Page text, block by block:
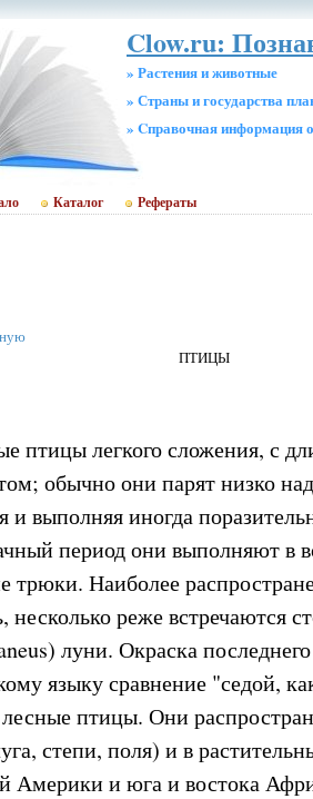
Clow.ru:
» Растения и животные
» Страны и государства
» Cправочная информация
Каталог Рефераты
ПТИЦЫ
птицы легкого сложения, с
обычно они парят низко
и выполняя иногда
период они выполняют в
трюки. Наиболее
несколько реже встречаются
луни. Окраска
языку сравнение "седой,
птицы. Они
степи, поля) и в
Америки и юга и востока